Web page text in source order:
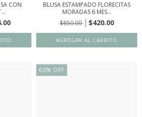
CON
BLUSA ESTAMPADO FLORECITAS
MORADAS 6 MES...
$850.00
$420.00
63% OFF